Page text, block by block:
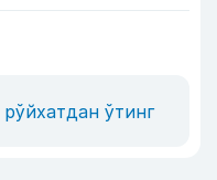
рўйхатдан ўтинг